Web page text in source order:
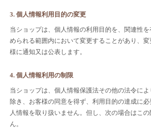
3. 個人情報利用目的の変更
当ショップは、個人情報の利用目的を、関連性
められる範囲内において変更することがあり、
様に通知又は公表します。
4. 個人情報利用の制限
当ショップは、個人情報保護法その他の法令に
除き、お客様の同意を得ず、利用目的の達成に
人情報を取り扱いません。但し、次の場合はこ
ん。